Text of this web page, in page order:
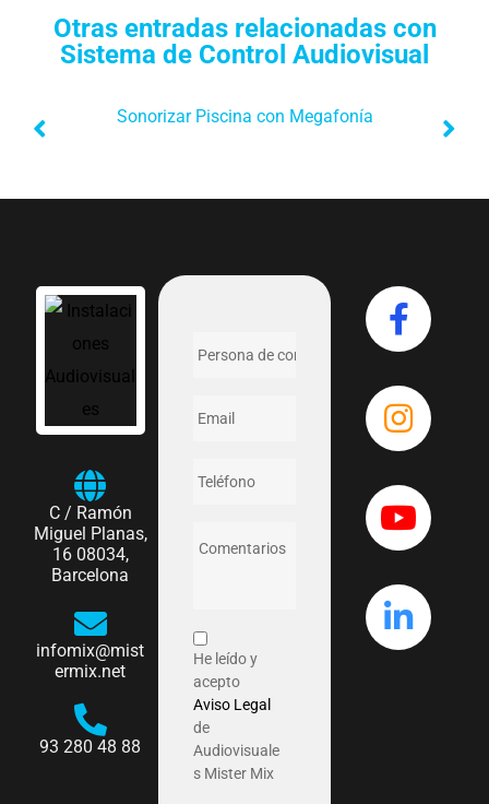
Otras entradas relacionadas con
Sistema de Control Audiovisual
Sonorizar Piscina con Megafonía
C / Ramón
Miguel Planas,
16 08034,
Barcelona
infomix@mist
ermix.net
93 280 48 88
He leído y
acepto
Aviso Legal
de
Audiovisuale
s Mister Mix